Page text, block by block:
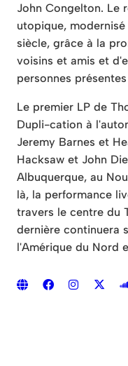
John Congelton. Le
utopique,
siècle, grâce à la
voisins et amis et
personnes
Le premier LP de
Dupli-cation à
Jeremy Barnes et
Hacksaw et John
Albuquerque, au
là, la performance
travers le centre du
dernière continuera
l'Amérique du Nord